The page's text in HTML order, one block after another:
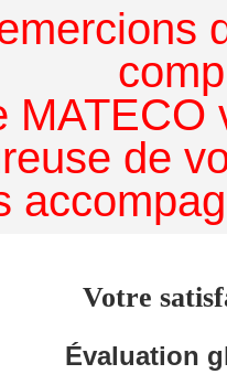
de
Votre
Évaluation